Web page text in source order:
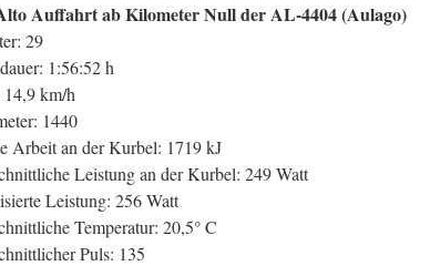
Auffahrt ab Kilometer Null der AL-4404 (Aulago)
29
1:56:52 h
km/h
1440
Arbeit an der Kurbel: 1719 kJ
Leistung an der Kurbel: 249 Watt
Leistung: 256 Watt
Temperatur: 20,5° C
Puls: 135